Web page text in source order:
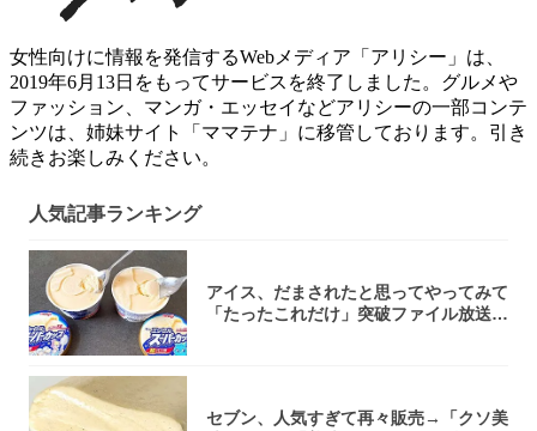
女性向けに情報を発信するWebメディア「アリシー」は、
2019年6月13日をもってサービスを終了しました。グルメや
ファッション、マンガ・エッセイなどアリシーの一部コンテ
ンツは、姉妹サイト「ママテナ」に移管しております。引き
続きお楽しみください。
人気記事ランキング
アイス、だまされたと思ってやってみて
「たったこれだけ」突破ファイル放送で
セブン、人気すぎて再々販売→「クソ美